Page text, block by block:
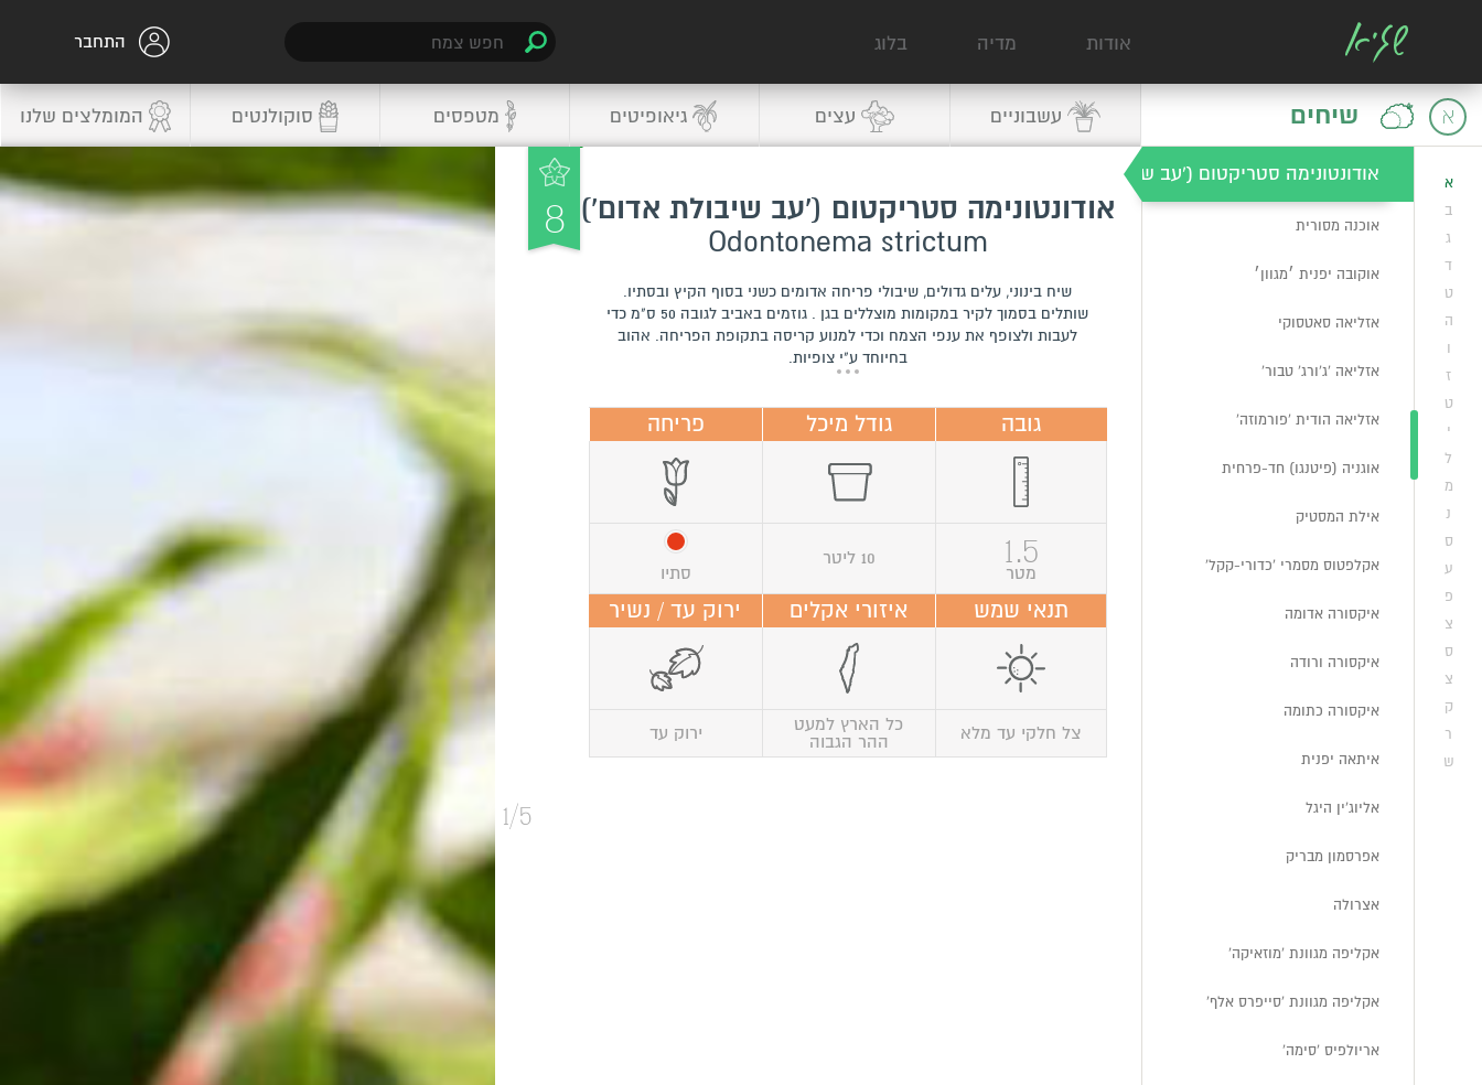
אודות מדיה בלוג התחבר
א שיחים
א
ב
ג
ד
ט
ה
ו
ז
ט
י
ל
מ
נ
ס
ע
פ
צ
ס
צ
ק
ר
ש
אוג מכחיל
אוגניה 'סידר ביי'
אודונטונימה סטריקטום ('עב שיבולת אדום')
אוכנה מסורית
אוקובה יפנית ׳מגוון׳
אזליאה סאטסוקי
אזליאה 'ג'ורג' טבור'
אזליאה הודית 'פורמוזה'
אוגניה (פיטנגו) חד-פרחית
אילת המסטיק
אקלפטוס מסמרי 'כדורי-קקל'
איקסורה אדומה
איקסורה ורודה
איקסורה כתומה
איתאה יפנית
אליוג'ין היגל
אפרסמון מבריק
אצרולה
אקליפה מגוונת 'מוזאיקה'
אקליפה מגוונת 'סייפרס אלף'
אריולפיס 'סימה'
עשבוניים עצים גיאופיטים מטפסים סוקולנטים המומלצים שלנו
8 אודונטונימה סטריקטום ('עב שיבולת אדום')
Odontonema strictum
שיח בינוני, עלים גדולים, שיבולי פריחה אדומים כשני בסוף הקיץ ובסתיו.
שותלים בסמוך לקיר במקומות מוצללים בגן . גוזמים באביב לגובה 50 ס"מ כדי
לעבות ולצופף את ענפי הצמח וכדי למנוע קריסה בתקופת הפריחה. אהוב
בחיוחד ע"י צופיות.
גובה גודל מיכל פריחה
1.5
מטר
10 ליטר
סתיו
תנאי שמש איזורי אקלים ירוק עד / נשיר
צל חלקי עד מלא
כל הארץ למעט
ההר הגבוה
ירוק עד
1/5